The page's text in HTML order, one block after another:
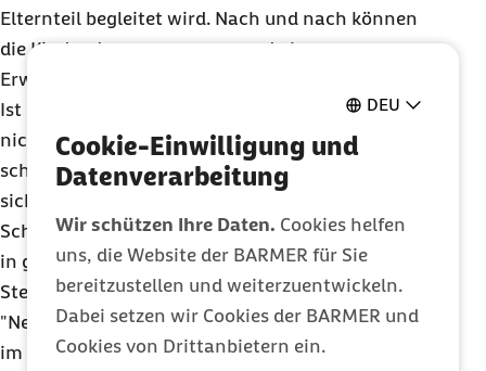
DEU
Cookie-Einwilligung und
Datenverarbeitung
Wir schützen Ihre Daten. Cookies helfen
uns, die Website der BARMER für Sie
bereitzustellen und weiterzuentwickeln.
Dabei setzen wir Cookies der BARMER und
Cookies von Drittanbietern ein.
Elternteil begleitet wird. Nach und nach können
die Kinder dann zusammen und ohne
Erwachsenenbegleitung den Schulweg meistern.
Ist der Weg zu weit zum Laufen, sollte das Kind
nicht bis vor den Schulhof gefahren, sondern
schon ein paar Hundert Meter entfernt an einer
sicheren Stelle abgesetzt werden. An manchen
Schulen gibt es sogenannte Elternhaltestellen, die
in geringer Entfernung zur Schule liegen. An diesen
Stellen ist ein Aussteigen meist gefahrlos möglich.
"Neben dem Lerneffekt für das richtige Verhalten
im Straßenverkehr ist die Bewegung vor dem